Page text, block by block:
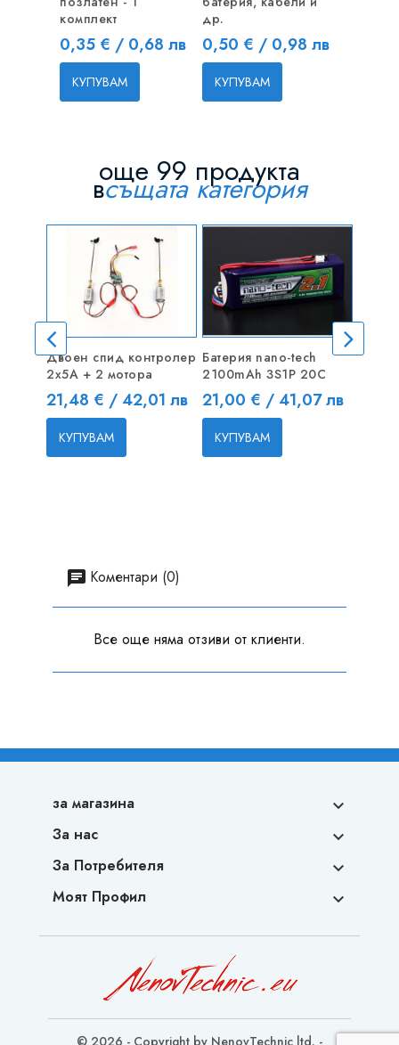
комплект
Цена
0,35 € / 0,68 лв
КУПУВАМ
др.
Цена
0,50 € / 0,98 лв
КУПУВАМ
още 99 продукта
всъщата категория
Двоен спид контролер
2х5А + 2 мотора
Цена
21,48 € / 42,01 лв
КУПУВАМ
Батерия nano-tech
2100mAh 3S1P 20C
Цена
21,00 € / 41,07 лв
КУПУВАМ
Коментари (0)
Все още няма отзиви от клиенти.
за магазина 
За нас 
За Потребителя 
Моят Профил 